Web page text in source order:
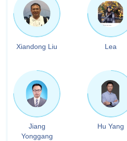
Xiandong Liu Lea
Jiang
Yonggang
Hu Yang